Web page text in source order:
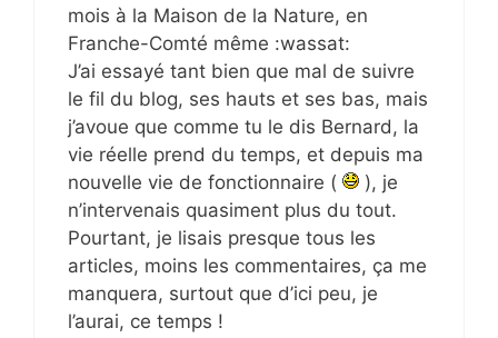
mois à la Maison de la Nature, en
Franche-Comté même :wassat:
J’ai essayé tant bien que mal de suivre
le fil du blog, ses hauts et ses bas, mais
j’avoue que comme tu le dis Bernard, la
vie réelle prend du temps, et depuis ma
nouvelle vie de fonctionnaire (
), je
n’intervenais quasiment plus du tout.
Pourtant, je lisais presque tous les
articles, moins les commentaires, ça me
manquera, surtout que d’ici peu, je
l’aurai, ce temps !